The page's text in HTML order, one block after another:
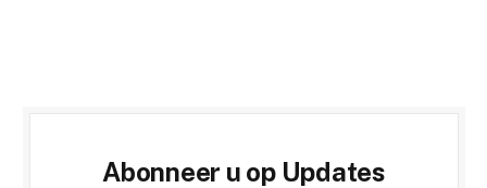
Abonneer u op Updates